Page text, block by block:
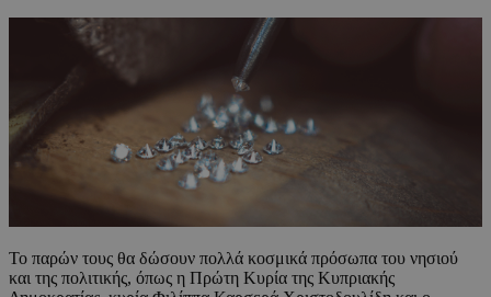
Το παρών τους θα δώσουν πολλά κοσμικά πρόσωπα του νησιού
και της πολιτικής, όπως η Πρώτη Κυρία της Κυπριακής